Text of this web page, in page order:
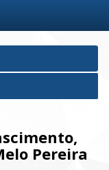
Pereira